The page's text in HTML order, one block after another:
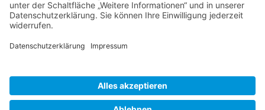
Kontakt
Facebook
Anfahrt & Lageplan